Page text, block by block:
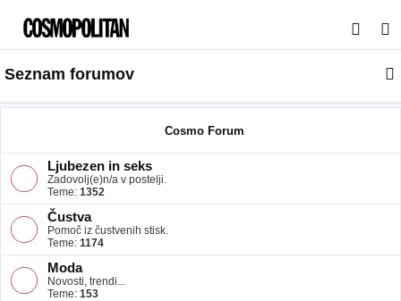
s
a
Seznam forumov
Cosmo Forum
Ljubezen in seks
Zadovolj(e)n/a v postelji.
Teme: 1352
Čustva
Pomoč iz čustvenih stisk.
Teme: 1174
Moda
Novosti, trendi...
Teme: 153